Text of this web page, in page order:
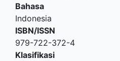
Bahasa
Indonesia
ISBN/ISSN
979-722-372-4
Klasifikasi